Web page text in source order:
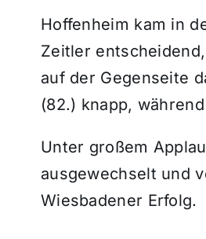
Hoffenheim kam in
Zeitler
auf der Gegenseite
(82.) knapp,
Unter großem
ausgewechselt und
Wiesbadener Erfolg.